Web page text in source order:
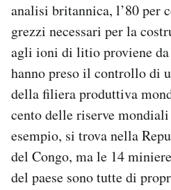
analisi britannica, l’80 per
grezzi necessari per la
agli ioni di litio proviene da
hanno preso il controllo di
della filiera produttiva
cento delle riserve
esempio, si trova nella
del Congo, ma le 14
del paese sono tutte di